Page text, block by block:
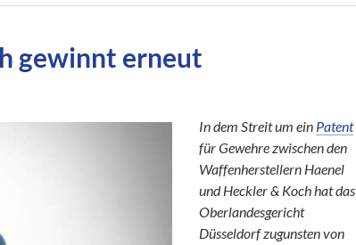
gewinnt erneut
In dem Streit um ein Patent
für Gewehre zwischen den
Waffenherstellern Haenel
und Heckler & Koch hat das
Oberlandesgericht
Düsseldorf zugunsten von